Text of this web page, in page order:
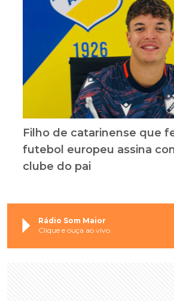
Filho de catarinense que
futebol europeu assina
clube do pai
Rádio Som Maior
Clique e ouça ao vivo